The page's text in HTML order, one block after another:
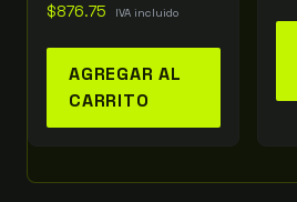
$876.75 IVA incluido
AGREGAR AL
CARRITO